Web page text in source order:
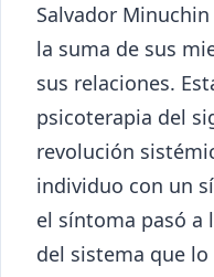
Salvador
la suma de sus
sus relaciones.
psicoterapia del
revolución
individuo con un
el síntoma pasó a
del sistema que